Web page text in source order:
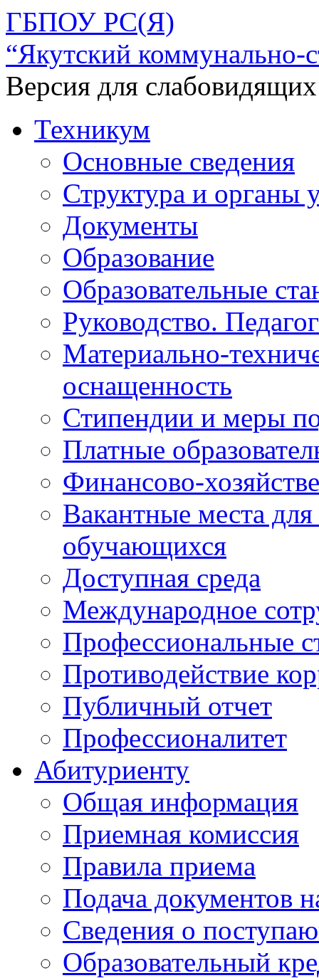
ГБПОУ РС(Я)
“Якутский коммунально-
Версия для слабовидящих
Техникум
Основные сведения
Структура и органы
Документы
Образование
Образовательные
Руководство.
Материально-
оснащенность
Стипендии и меры
Платные
Финансово-
Вакантные места
обучающихся
Доступная среда
Международное
Профессиональные
Противодействие
Публичный отчет
Профессионалитет
Абитуриенту
Общая информация
Приемная комиссия
Правила приема
Подача документов
Сведения о
Образовательный